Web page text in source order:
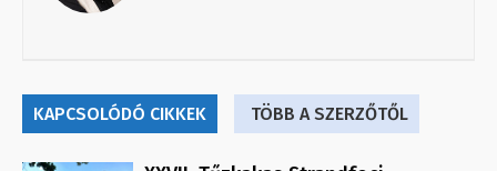
KAPCSOLÓDÓ CIKKEK TÖBB A SZERZŐTŐL